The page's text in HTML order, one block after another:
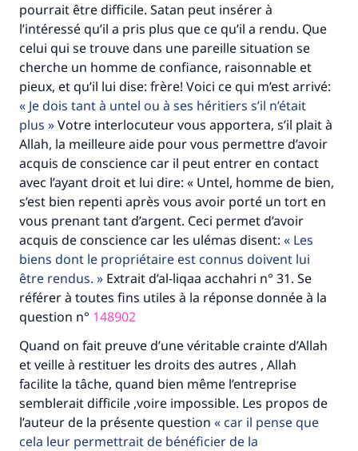
pourrait être difficile. Satan peut insérer à
l’intéressé qu’il a pris plus que ce qu’il a rendu. Que
celui qui se trouve dans une pareille situation se
cherche un homme de confiance, raisonnable et
pieux, et qu’il lui dise: frère! Voici ce qui m’est arrivé:
Je dois tant à untel ou à ses héritiers s’il n’était
plus
Votre interlocuteur vous apportera, s’il plait à
Allah, la meilleure aide pour vous permettre d’avoir
acquis de conscience car il peut entrer en contact
avec l’ayant droit et lui dire: « Untel, homme de bien,
s’est bien repenti après vous avoir porté un tort en
vous prenant tant d’argent. Ceci permet d’avoir
acquis de conscience car les ulémas disent:
Les
biens dont le propriétaire est connus doivent lui
être rendus.
Extrait d’al-liqaa acchahri n° 31. Se
référer à toutes fins utiles à la réponse donnée à la
question n° 148902
Quand on fait preuve d’une véritable crainte d’Allah
et veille à restituer les droits des autres , Allah
facilite la tâche, quand bien même l’entreprise
semblerait difficile ,voire impossible. Les propos de
l’auteur de la présente question
car il pense que
cela leur permettrait de bénéficier de la
Soutenez IslamQA